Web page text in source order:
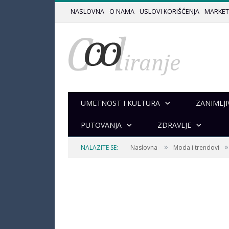
NASLOVNA O NAMA USLOVI KORIŠĆENJA
UMETNOST I KULTURA
PUTOVANJA ZDRAVLJE
NALAZITE SE: Naslovna » Moda i trendovi »